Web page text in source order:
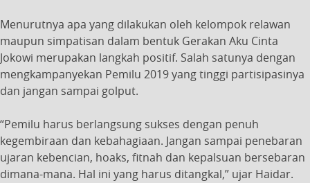
Menurutnya apa yang dilakukan oleh kelompok relawan
maupun simpatisan dalam bentuk Gerakan Aku Cinta
Jokowi merupakan langkah positif. Salah satunya dengan
mengkampanyekan Pemilu 2019 yang tinggi partisipasinya
dan jangan sampai golput.
“Pemilu harus berlangsung sukses dengan penuh
kegembiraan dan kebahagiaan. Jangan sampai penebaran
ujaran kebencian, hoaks, fitnah dan kepalsuan bersebaran
dimana-mana. Hal ini yang harus ditangkal,” ujar Haidar.